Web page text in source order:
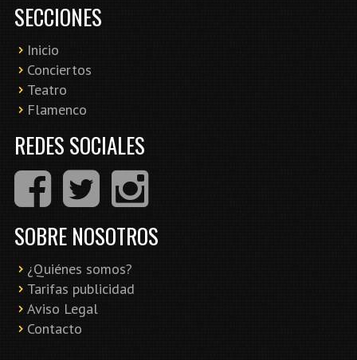
SECCIONES
Inicio
Conciertos
Teatro
Flamenco
REDES SOCIALES
SOBRE NOSOTROS
¿Quiénes somos?
Tarifas publicidad
Aviso Legal
Contacto